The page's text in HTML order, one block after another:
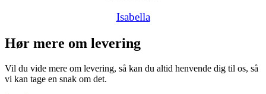
Isabella
Hør mere om levering
Vil du vide mere om levering, så kan du altid henvende dig til os, så
vi kan tage en snak om det.